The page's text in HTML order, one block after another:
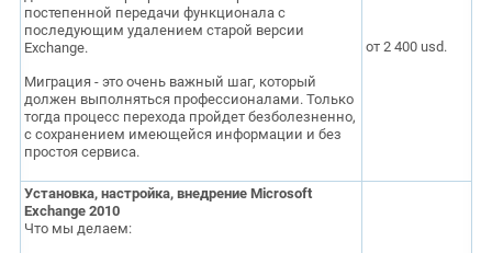
постепенной передачи функционала с
последующим удалением старой версии
Exchange.
Миграция - это очень важный шаг, который
должен выполняться профессионалами. Только
тогда процесс перехода пройдет безболезненно,
с сохранением имеющейся информации и без
простоя сервиса.
от 2 400 usd.
Установка, настройка, внедрение Microsoft
Exchange 2010
Что мы делаем: